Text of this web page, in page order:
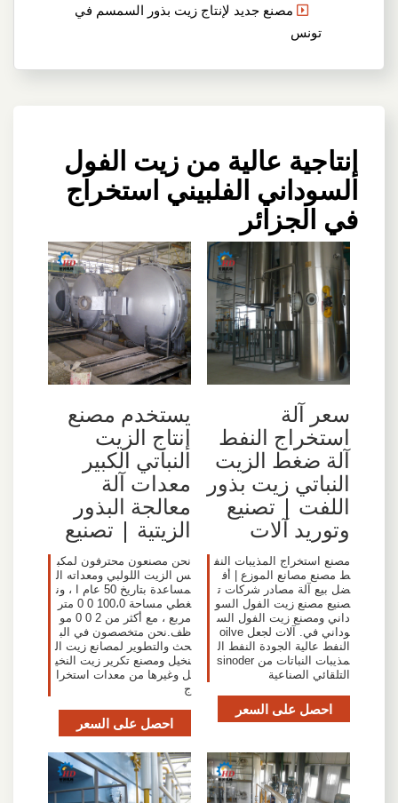
مصنع جديد لإنتاج زيت بذور السمسم في
تونس
إنتاجية عالية من زيت الفول
السوداني الفلبيني استخراج
في الجزائر
سعر آلة
استخراج النفط
آلة ضغط الزيت
النباتي زيت بذور
اللفت | تصنيع
وتوريد آلات
مصنع استخراج المذيبات النف
ط مصنع مصانع الموزع | أف
ضل بيع آلة مصادر شركات ت
صنيع مصنع زيت الفول السو
داني ومصنع زيت الفول الس
وداني في. آلات لجعل oilve
النفط عالية الجودة النفط ال
مذيبات النباتات من sinoder
التلقائي الصناعية
احصل على السعر
يستخدم مصنع
إنتاج الزيت
النباتي الكبير
معدات آلة
معالجة البذور
الزيتية | تصنيع
نحن مصنعون محترفون لمكب
س الزيت اللولبي ومعداته ال
مساعدة بتاريخ 50 عام ا ، ون
غطي مساحة 100،0 0 0 متر
مربع ، مع أكثر من 2 0 0 مو
ظف.نحن متخصصون في الب
حث والتطوير لمصانع زيت ال
نخيل ومصنع تكرير زيت النخي
ل وغيرها من معدات استخرا
ج
احصل على السعر